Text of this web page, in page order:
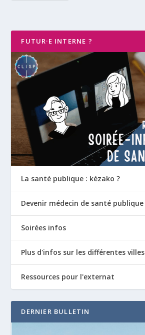
FUTUR·E INTERNE ?
La santé publique : kézako ?
Devenir médecin de santé publique
Soirées infos
Plus d'infos sur les différentes villes
Ressources pour l'externat
DERNIER BULLETIN